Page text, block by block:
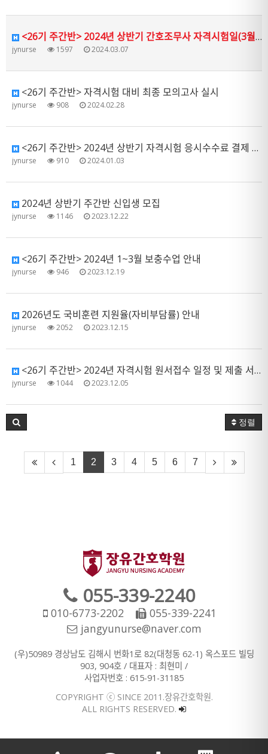
<26기 주간반> 2024년 상반기 간호조무사 자격시험일(3월 9일) 준비사항 안내
jynurse 1597 2024.03.07
<26기 주간반> 자격시험 대비 최종 모의고사 실시
jynurse 908 2024.02.28
<26기 주간반> 2024년 상반기 자격시험 응시수수료 결제 안내
jynurse 910 2024.01.03
2024년 상반기 주간반 신입생 모집
jynurse 1146 2023.12.22
<26기 주간반> 2024년 1~3월 보충수업 안내
jynurse 946 2023.12.19
2026년도 국비훈련 지원율(자비부담률) 안내
jynurse 2052 2023.12.15
<26기 주간반> 2024년 자격시험 원서접수 일정 및 제출 서류 안내
jynurse 1044 2023.12.05
정렬
1 2 3 4 5 6 7
055-339-2240
010-6773-2202
055-339-2241
jangyunurse@naver.com
(우)50989 경상남도 김해시 번화1로 82(대청동 62-1) 옥스포드 빌딩
903, 904호 / 대표자 : 최현미 /
사업자번호 : 615-91-31185
COPYRIGHT ⓒ SINCE 2011.장유간호학원.
ALL RIGHTS RESERVED.